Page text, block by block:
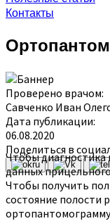
Контакты
Проверено врачом:
Савченко Иван
Дата публикации:
06.08.2020
Поделиться в
Чтобы диагностика
данных
Чтобы получить
состояние полости